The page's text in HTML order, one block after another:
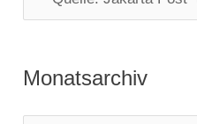
a
e
Monatsarchiv